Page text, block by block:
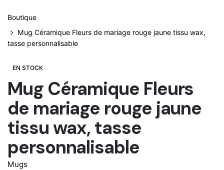
Boutique
Mug Céramique Fleurs de mariage rouge jaune tissu wax,
tasse personnalisable
EN STOCK
Mug Céramique Fleurs
de mariage rouge jaune
tissu wax, tasse
personnalisable
Mugs